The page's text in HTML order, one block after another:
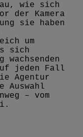
wie sich
der Kamera
sie haben
um
sich
jeden Fall
Agentur
Auswahl
– vom